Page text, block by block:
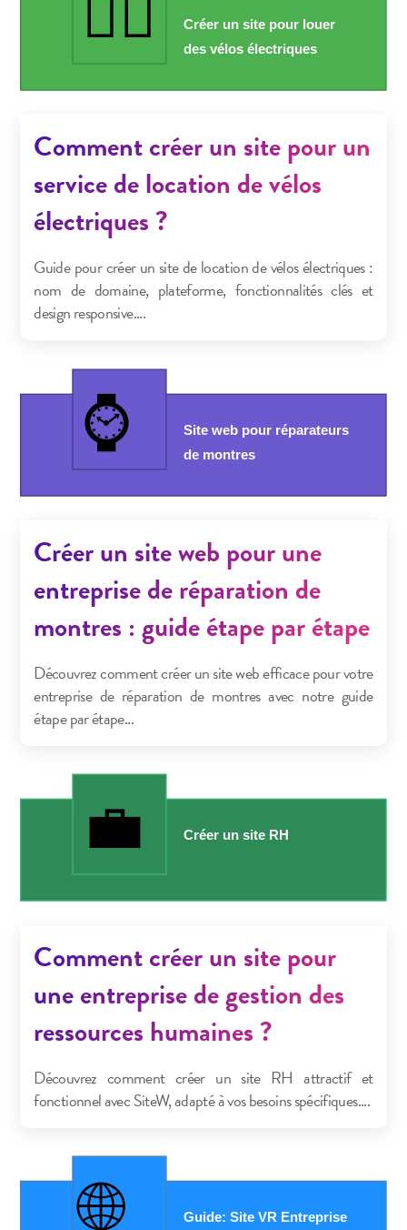
Comment créer un site pour un
service de location de vélos
électriques ?
Guide pour créer un site de location de vélos électriques :
nom de domaine, plateforme, fonctionnalités clés et
design responsive....
Créer un site web pour une
entreprise de réparation de
montres : guide étape par étape
Découvrez comment créer un site web efficace pour votre
entreprise de réparation de montres avec notre guide
étape par étape...
Comment créer un site pour
une entreprise de gestion des
ressources humaines ?
Découvrez comment créer un site RH attractif et
fonctionnel avec SiteW, adapté à vos besoins spécifiques....